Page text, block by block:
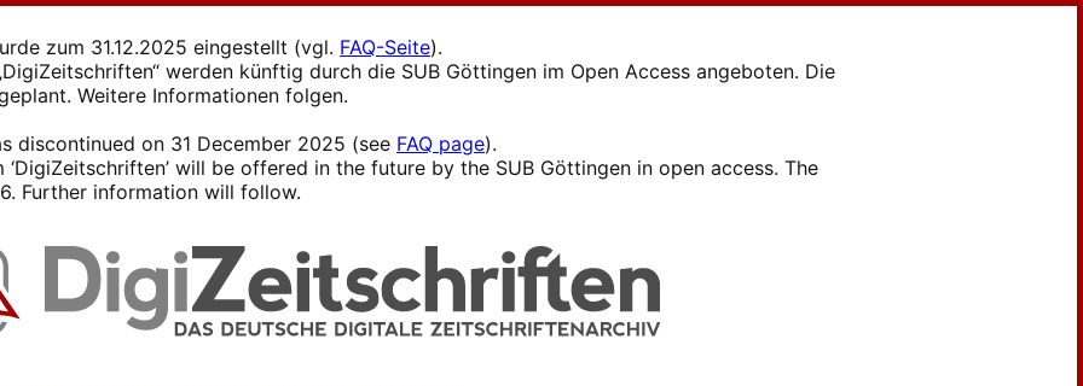
zum 31.12.2025 eingestellt (vgl. FAQ-Seite).
werden künftig durch die SUB Göttingen im Open Access angeboten. Die
Weitere Informationen folgen.
discontinued on 31 December 2025 (see FAQ page).
will be offered in the future by the SUB Göttingen in open access. The
Further information will follow.